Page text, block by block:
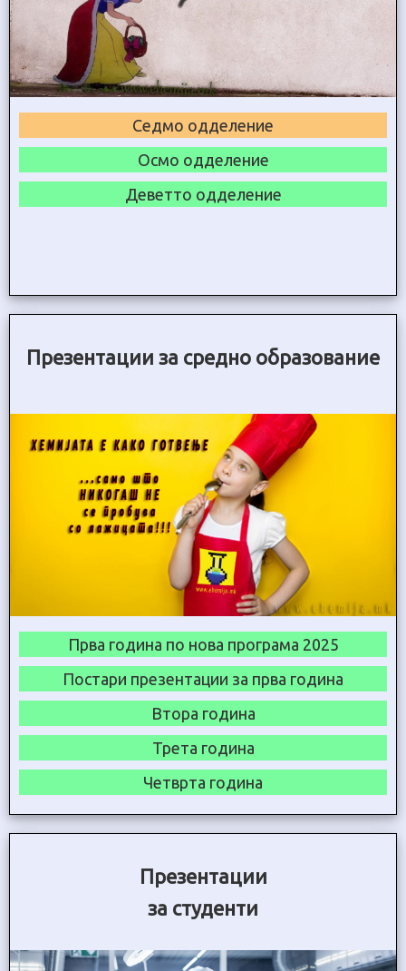
Седмо одделение
Осмо одделение
Деветто одделение
Презентации за средно образование
Прва година по нова програма 2025
Постари презентации за прва година
Втора година
Трета година
Четврта година
Презентации
за студенти